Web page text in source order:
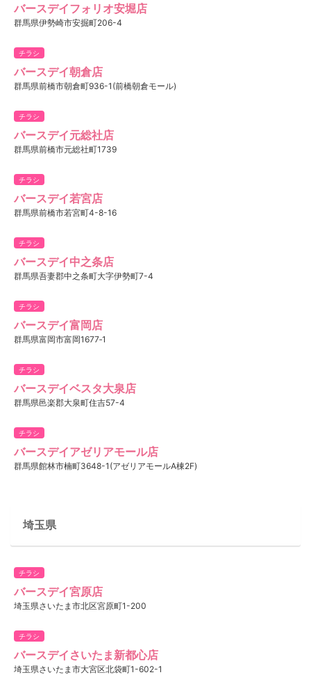
バースデイフォリオ安堀店
群馬県伊勢崎市安掘町206-4
チラシ
バースデイ朝倉店
群馬県前橋市朝倉町936-1(前橋朝倉モール)
チラシ
バースデイ元総社店
群馬県前橋市元総社町1739
チラシ
バースデイ若宮店
群馬県前橋市若宮町4-8-16
チラシ
バースデイ中之条店
群馬県吾妻郡中之条町大字伊勢町7-4
チラシ
バースデイ富岡店
群馬県富岡市富岡1677‐1
チラシ
バースデイベスタ大泉店
群馬県邑楽郡大泉町住吉57-4
チラシ
バースデイアゼリアモール店
群馬県館林市楠町3648-1(アゼリアモールA棟2F)
埼玉県
チラシ
バースデイ宮原店
埼玉県さいたま市北区宮原町1-200
チラシ
バースデイさいたま新都心店
埼玉県さいたま市大宮区北袋町1-602-1